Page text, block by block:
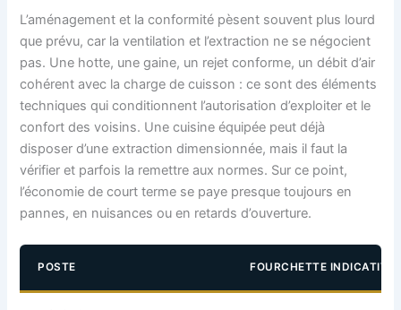
L’aménagement et la conformité pèsent souvent plus lourd
que prévu, car la ventilation et l’extraction ne se négocient
pas. Une hotte, une gaine, un rejet conforme, un débit d’air
cohérent avec la charge de cuisson : ce sont des éléments
techniques qui conditionnent l’autorisation d’exploiter et le
confort des voisins. Une cuisine équipée peut déjà
disposer d’une extraction dimensionnée, mais il faut la
vérifier et parfois la remettre aux normes. Sur ce point,
l’économie de court terme se paye presque toujours en
pannes, en nuisances ou en retards d’ouverture.
POSTE FOURCHETTE INDICATIVE